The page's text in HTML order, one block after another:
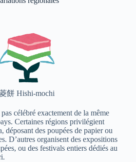
餅 Hishi-mochi
célébré exactement de la même
Certaines régions privilégient
déposant des poupées de papier ou
D’autres organisent des expositions
ou des festivals entiers dédiés au